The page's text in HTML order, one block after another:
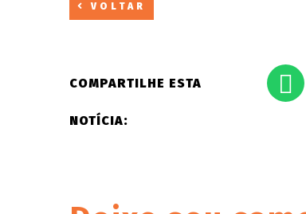
VOLTAR
COMPARTILHE ESTA
NOTÍCIA: